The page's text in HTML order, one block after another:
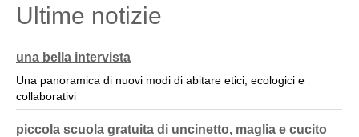
Ultime notizie
una bella intervista
Una panoramica di nuovi modi di abitare etici, ecologici e
collaborativi
piccola scuola gratuita di uncinetto, maglia e cucito